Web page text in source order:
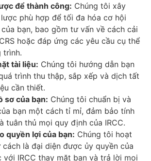
để thành công: Chúng tôi xây
phù hợp để tối đa hóa cơ hội
bạn, bao gồm tư vấn về cách cải
hoặc đáp ứng các yêu cầu cụ thể
trình.
tài liệu: Chúng tôi hướng dẫn bạn
trình thu thập, sắp xếp và dịch tất
cần thiết.
sơ của bạn: Chúng tôi chuẩn bị và
bạn một cách tỉ mỉ, đảm bảo tính
tuân thủ mọi quy định của IRCC.
quyền lợi của bạn: Chúng tôi hoạt
là đại diện được ủy quyền của
với IRCC thay mặt bạn và trả lời mọi